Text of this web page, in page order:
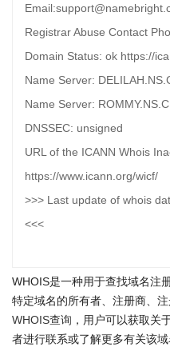
Registrar Abuse Contact
Domain Status: ok https://
Name Server:
Name Server:
DNSSEC: unsigned
URL of the ICANN Whois
https://www.icann.org/wicf/
>>> Last update of whois
<<<
WHOIS是一种用于查找域名注
特定域名的所有者、注册商、
WHOIS查询 ，用户可以获取关
者进行联系或了解更多有关该